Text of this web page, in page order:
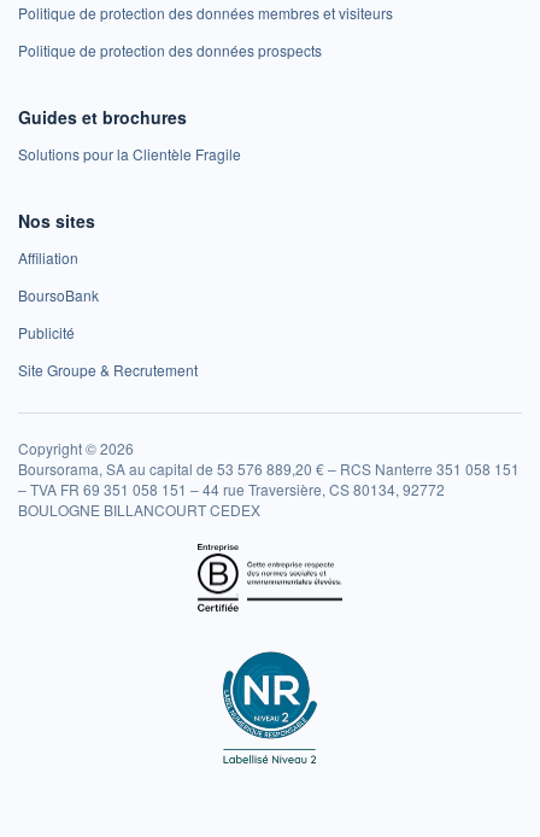
Politique de protection des données membres et visiteurs
Politique de protection des données prospects
Guides et brochures
Solutions pour la Clientèle Fragile
Nos sites
Affiliation
BoursoBank
Publicité
Site Groupe & Recrutement
Copyright © 2026
Boursorama, SA au capital de 53 576 889,20 € – RCS Nanterre 351 058 151
– TVA FR 69 351 058 151 – 44 rue Traversière, CS 80134, 92772
BOULOGNE BILLANCOURT CEDEX